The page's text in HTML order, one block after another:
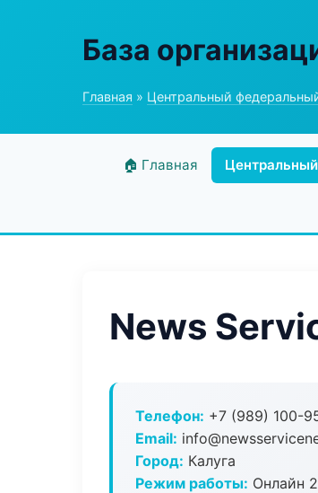
База
Главная » Центральный
🏠 Главная
News
Телефон: +7 (989) 100-
Email:
Город: Калуга
Режим работы: Онлайн